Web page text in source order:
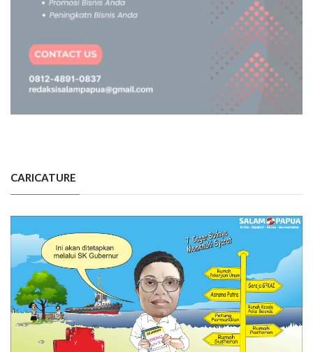
CARICATURE